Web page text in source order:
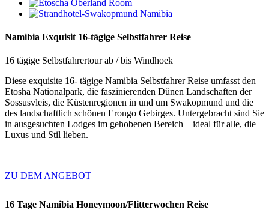
Namibia Exquisit 16-tägige Selbstfahrer Reise
16 tägige Selbstfahrertour ab / bis Windhoek
Diese exquisite 16- tägige Namibia Selbstfahrer Reise umfasst den
Etosha Nationalpark, die faszinierenden Dünen Landschaften der
Sossusvleis, die Küstenregionen in und um Swakopmund und die
des landschaftlich schönen Erongo Gebirges. Untergebracht sind Sie
in ausgesuchten Lodges im gehobenen Bereich – ideal für alle, die
Luxus und Stil lieben.
ZU DEM ANGEBOT
16 Tage Namibia Honeymoon/Flitterwochen Reise